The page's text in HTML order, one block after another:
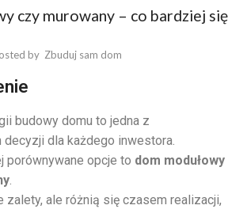
czy murowany – co bardziej się
by Zbuduj sam dom
budowy domu to jedna z
decyzji dla każdego inwestora.
porównywane opcje to dom modułowy
.
zalety, ale różnią się czasem realizacji,